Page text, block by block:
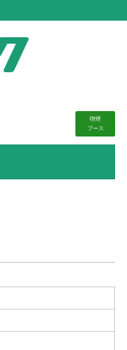
喫煙
ブース